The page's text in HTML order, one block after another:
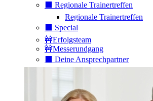
⬛️ Regionale Trainertreffen
Regionale Trainertreffen
⬛️ Special
🚧Erfolgsteam
🚧Messerundgang
⬛️ Deine Ansprechpartner